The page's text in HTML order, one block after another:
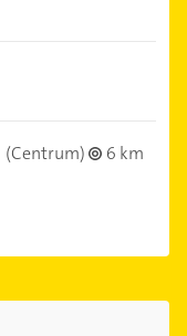
(Centrum)
6 km